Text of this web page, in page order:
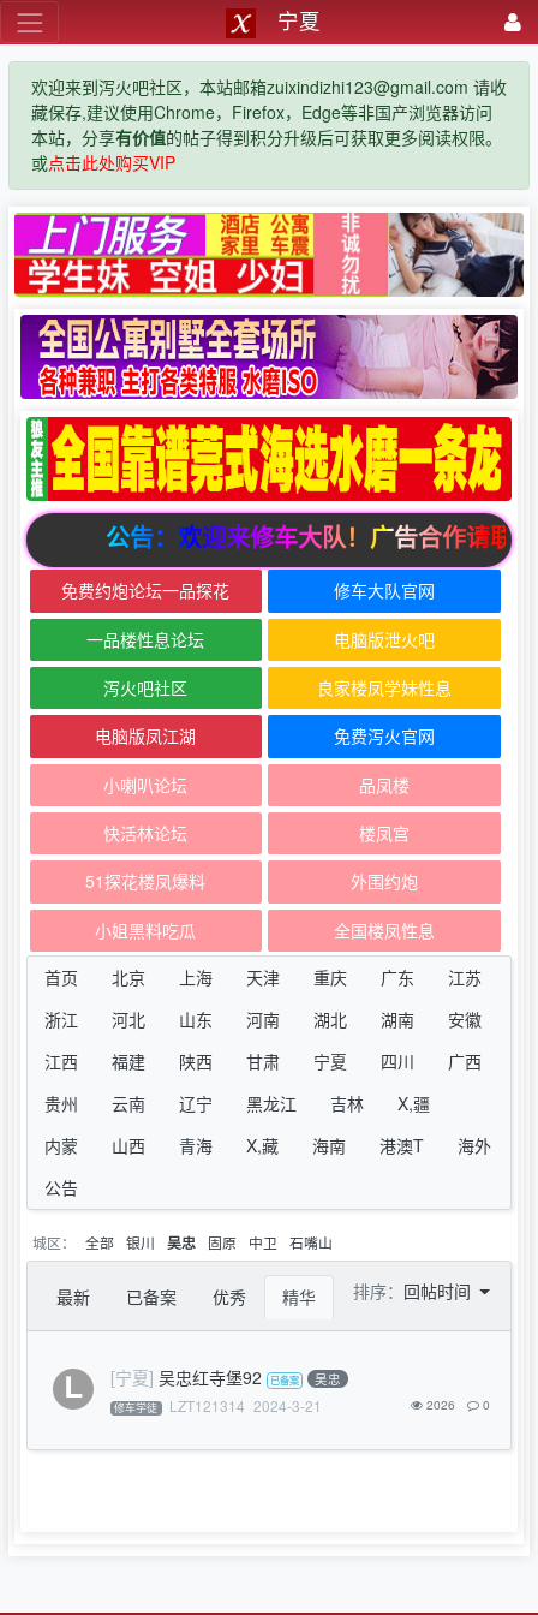
宁夏
欢迎来到泻火吧社区，本站邮箱zuixindizhi123@gmail.com 请收
藏保存,建议使用Chrome，Firefox，Edge等非国产浏览器访问
本站，分享有价值的帖子得到积分升级后可获取更多阅读权限。
或点击此处购买VIP
公告：欢迎来修车大队！广告合作请联
免费约炮论坛一品探花 修车大队官网
一品楼性息论坛 电脑版泄火吧
泻火吧社区 良家楼凤学妹性息
电脑版凤江湖 免费泻火官网
小喇叭论坛 品凤楼
快活林论坛 楼凤宫
51探花楼凤爆料 外围约炮
小姐黑料吃瓜
全国楼凤性息
首页
北京 上海 天津 重庆 广东
江苏
浙江
河北 山东 河南 湖北 湖南
安徽
江西
福建 陕西 甘肃 宁夏 四川
广西
贵州
云南 辽宁 黑龙江 吉林
X,疆
内蒙
山西 青海 X,藏 海南 港澳T
海外
公告
城区： 全部 银川 吴忠 固原 中卫 石嘴山
最新 已备案 优秀 精华 排序： 回帖时间
[宁夏] 吴忠红寺堡92 吴忠
修车学徒 LZT121314 2024-3-21 2026 0